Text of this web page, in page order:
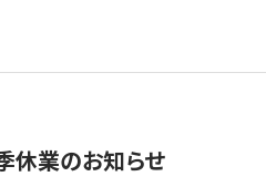
休業のお知らせ